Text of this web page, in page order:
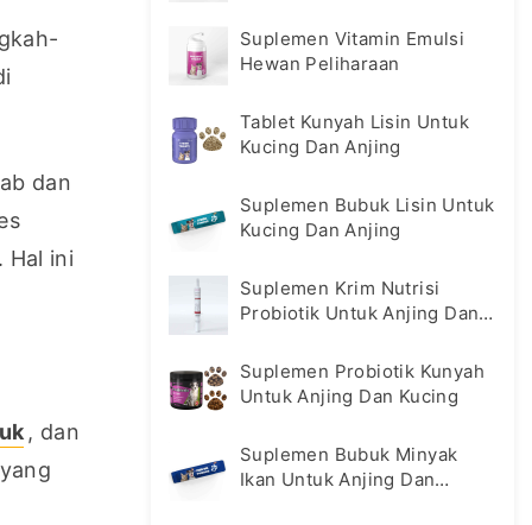
dan
Hal ini
Suplemen Vitamin Emulsi
Hewan Peliharaan
Tablet Kunyah Lisin Untuk
Kucing Dan Anjing
Suplemen Bubuk Lisin Untuk
Kucing Dan Anjing
Suplemen Krim Nutrisi
Probiotik Untuk Anjing Dan
Suplemen Probiotik Kunyah
Untuk Anjing Dan Kucing
Suplemen Bubuk Minyak
Ikan Untuk Anjing Dan